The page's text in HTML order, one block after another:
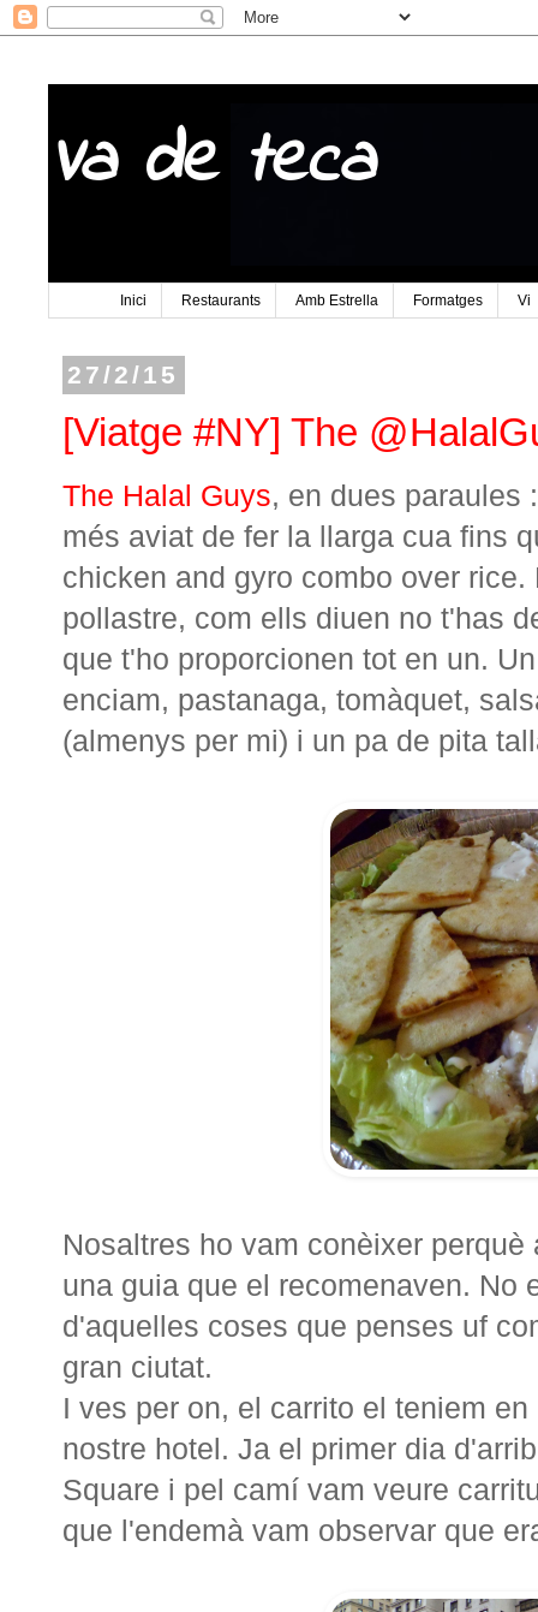
Va de teca
Inici Restaurants Amb Estrella Formatges Vi
27/2/15
[Viatge #NY] The
The Halal Guys, en dues paraules
més aviat de fer la llarga cua fins
chicken and gyro combo over
pollastre, com ells diuen no t'has
que t'ho proporcionen tot en un.
enciam, pastanaga, tomàquet,
(almenys per mi) i un pa de pita
Nosaltres ho vam conèixer
una guia que el recomenaven. No
d'aquelles coses que penses uf
gran ciutat.
I ves per on, el carrito el teniem
nostre hotel. Ja el primer dia
Square i pel camí vam veure
que l'endemà vam observar que